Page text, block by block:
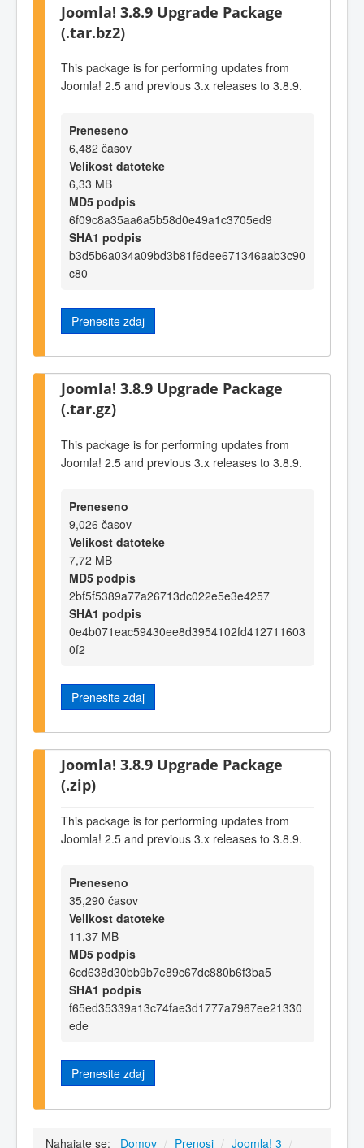
Joomla! 3.8.9 Upgrade Package
(.tar.bz2)
This package is for performing updates from
Joomla! 2.5 and previous 3.x releases to 3.8.9.
Preneseno
6,482 časov
Velikost datoteke
6,33 MB
MD5 podpis
6f09c8a35aa6a5b58d0e49a1c3705ed9
SHA1 podpis
b3d5b6a034a09bd3b81f6dee671346aab3c90
c80
Prenesite zdaj
Joomla! 3.8.9 Upgrade Package
(.tar.gz)
This package is for performing updates from
Joomla! 2.5 and previous 3.x releases to 3.8.9.
Preneseno
9,026 časov
Velikost datoteke
7,72 MB
MD5 podpis
2bf5f5389a77a26713dc022e5e3e4257
SHA1 podpis
0e4b071eac59430ee8d3954102fd412711603
0f2
Prenesite zdaj
Joomla! 3.8.9 Upgrade Package
(.zip)
This package is for performing updates from
Joomla! 2.5 and previous 3.x releases to 3.8.9.
Preneseno
35,290 časov
Velikost datoteke
11,37 MB
MD5 podpis
6cd638d30bb9b7e89c67dc880b6f3ba5
SHA1 podpis
f65ed35339a13c74fae3d1777a7967ee21330
ede
Prenesite zdaj
Nahajate se: Domov / Prenosi / Joomla! 3 /